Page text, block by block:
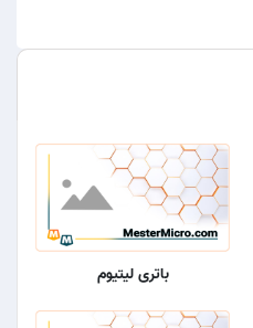
باتری لیتیوم